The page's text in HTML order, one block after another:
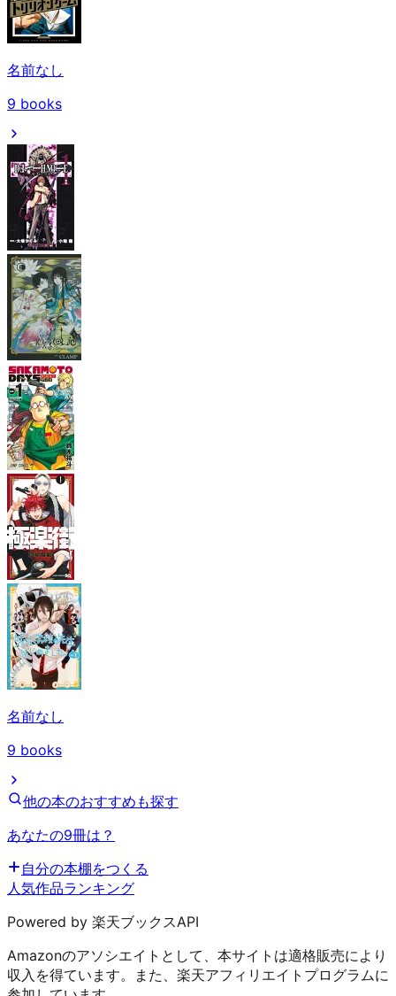
名前なし
9 books
名前なし
9 books
他の本のおすすめも探す
あなたの9冊は？
自分の本棚をつくる
人気作品ランキング
Powered by 楽天ブックスAPI
Amazonのアソシエイトとして、本サイトは適格販売により
収入を得ています。また、楽天アフィリエイトプログラムに